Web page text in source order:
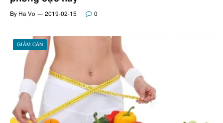
By Ha Vo 2019-02-15 0
GIẢM CÂN